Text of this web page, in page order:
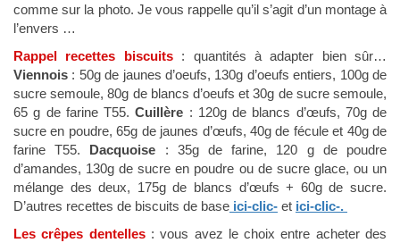
comme sur la photo. Je vous rappelle qu’il s’agit d’un montage à
l’envers …
Rappel recettes biscuits
: quantités à adapter bien sûr…
Viennois : 50g de jaunes d’oeufs, 130g d’oeufs entiers, 100g de
sucre semoule, 80g de blancs d’oeufs et 30g de sucre semoule,
65 g de farine T55.Cuillère : 120g de blancs d’œufs, 70g de
sucre en poudre, 65g de jaunes d’œufs, 40g de fécule et 40g de
farine T55. Dacquoise : 35g de farine, 120 g de poudre
d’amandes, 130g de sucre en poudre ou de sucre glace, ou un
mélange des deux, 175g de blancs d’œufs + 60g de sucre.
D’autres recettes de biscuits de base ici-clic- et ici-clic-.
Les crêpes dentelles: vous avez le choix entre acheter des